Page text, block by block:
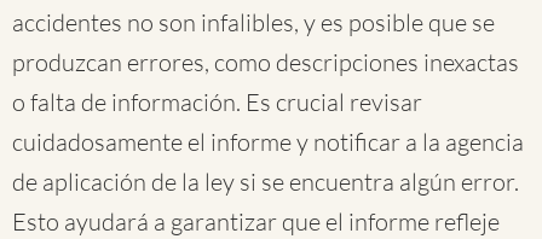
accidentes no son infalibles, y es posible que se
produzcan errores, como descripciones inexactas
o falta de información. Es crucial revisar
cuidadosamente el informe y notificar a la agencia
de aplicación de la ley si se encuentra algún error.
Esto ayudará a garantizar que el informe refleje